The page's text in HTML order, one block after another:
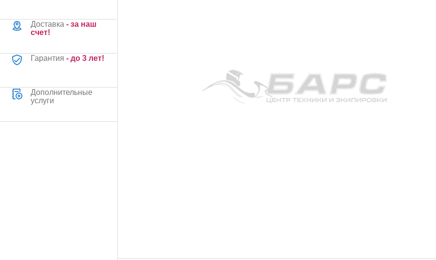
Доставка - за наш
счет!
Гарантия - до 3 лет!
Дополнительные
услуги